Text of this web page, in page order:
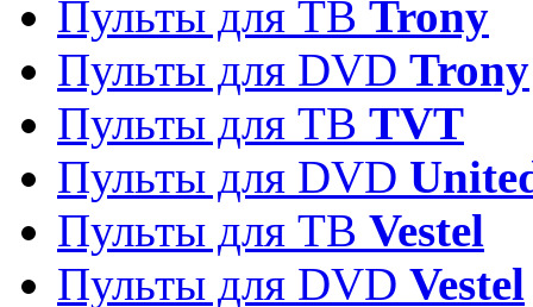
Пульты для ТВ Trony
Пульты для DVD Trony
Пульты для ТВ TVT
Пульты для DVD
Пульты для ТВ Vestel
Пульты для DVD Vestel